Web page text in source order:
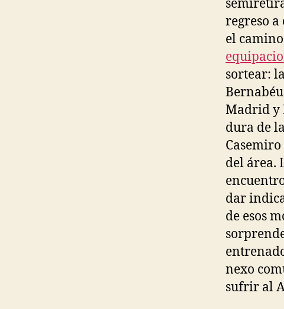
regreso a
el
sortear:
Madrid y
dura de
del área.
dar
de esos
nexo
sufrir al